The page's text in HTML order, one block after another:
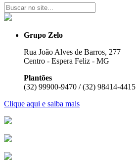
Grupo Zelo
Rua João Alves de Barros, 277
Centro - Espera Feliz - MG
Plantões
(32) 99900-9470 / (32) 98414-4415
Clique aqui e saiba mais